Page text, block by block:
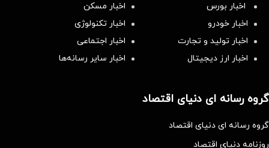
اخبار بورس
اخبار مسکن
اخبار خودرو
اخبار تکنولوژی
اخبار تولید و تجارت
اخبار اجتماعی
اخبار ارز دیجیتال
اخبار سایر رسانه‌‌ها
گروه رسانه ای دنیای اقتصاد
گروه رسانه ای دنیای اقتصاد
روزنامه دنیای اقتصاد